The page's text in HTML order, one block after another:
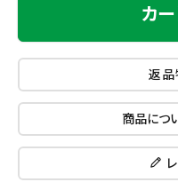
カ
返品
商品につ